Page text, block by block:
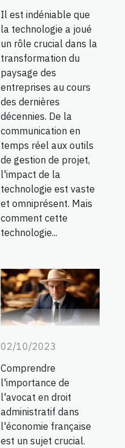
Il est indéniable que
la technologie a joué
un rôle crucial dans la
transformation du
paysage des
entreprises au cours
des dernières
décennies. De la
communication en
temps réel aux outils
de gestion de projet,
l'impact de la
technologie est vaste
et omniprésent. Mais
comment cette
technologie...
02/10/2023
Comprendre
l'importance de
l'avocat en droit
administratif dans
l'économie française
est un sujet crucial.